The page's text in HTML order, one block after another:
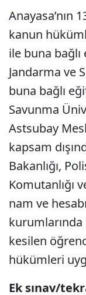
Anayasa’nın
kanun
ile buna
Jandarma ve
buna bağlı
Savunma
Astsubay
kapsam
Bakanlığı,
Komutanlığı
nam ve
kesilen
hükümleri
Ek sınav/